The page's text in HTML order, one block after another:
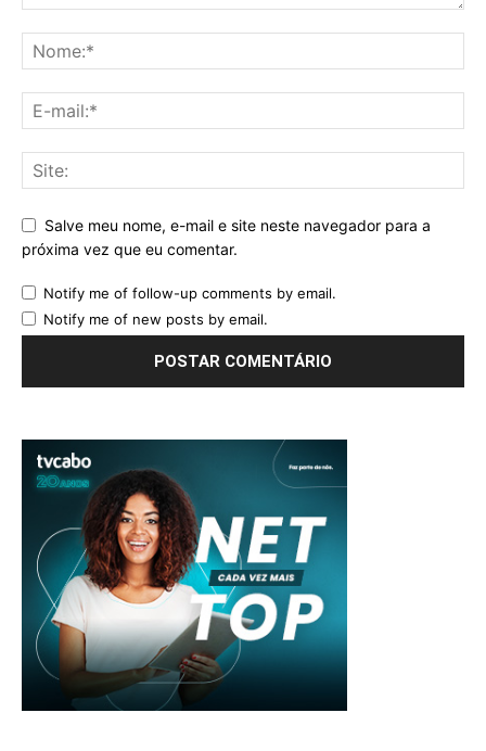
Salve meu nome, e-mail e site neste navegador para a
próxima vez que eu comentar.
Notify me of follow-up comments by email.
Notify me of new posts by email.